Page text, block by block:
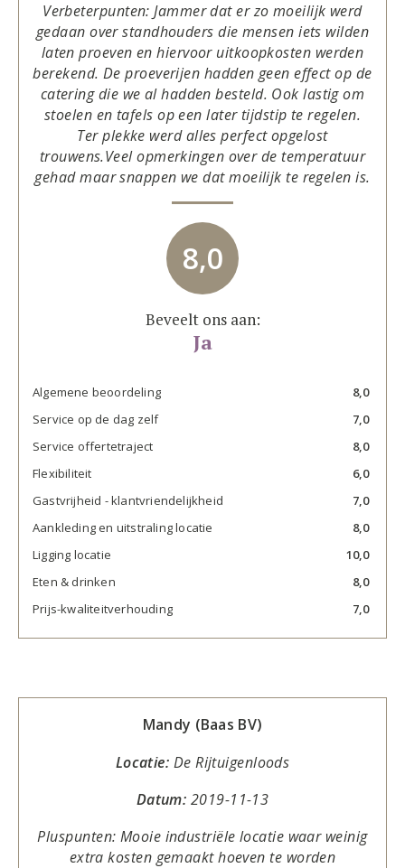
Verbeterpunten: Jammer dat er zo moeilijk werd
gedaan over standhouders die mensen iets wilden
laten proeven en hiervoor uitkoopkosten werden
berekend. De proeverijen hadden geen effect op de
catering die we al hadden besteld. Ook lastig om
stoelen en tafels op een later tijdstip te regelen.
Ter plekke werd alles perfect opgelost
trouwens.Veel opmerkingen over de temperatuur
gehad maar snappen we dat moeilijk te regelen is.
8,0
Beveelt ons aan:
Ja
Algemene beoordeling
8,0
Service op de dag zelf
7,0
Service offertetraject
8,0
Flexibiliteit
6,0
Gastvrijheid - klantvriendelijkheid
7,0
Aankleding en uitstraling locatie
8,0
Ligging locatie
10,0
Eten & drinken
8,0
Prijs-kwaliteitverhouding
7,0
Mandy (Baas BV)
Locatie: De Rijtuigenloods
Datum: 2019-11-13
Pluspunten: Mooie industriële locatie waar weinig
extra kosten gemaakt hoeven te worden